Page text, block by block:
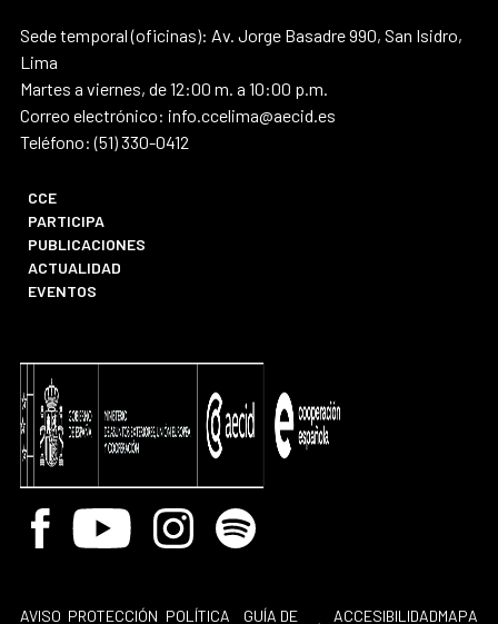
Sede temporal (oficinas): Av. Jorge Basadre 990, San Isidro,
Lima
Martes a viernes, de 12:00 m. a 10:00 p.m.
Correo electrónico: info.ccelima@aecid.es
Teléfono: (51) 330-0412
CCE
PARTICIPA
PUBLICACIONES
ACTUALIDAD
EVENTOS
Facebook
Youtube InstagramSpotify
AVISO PROTECCIÓN POLÍTICA
GUÍA DE
ACCESIBILIDADMAPA